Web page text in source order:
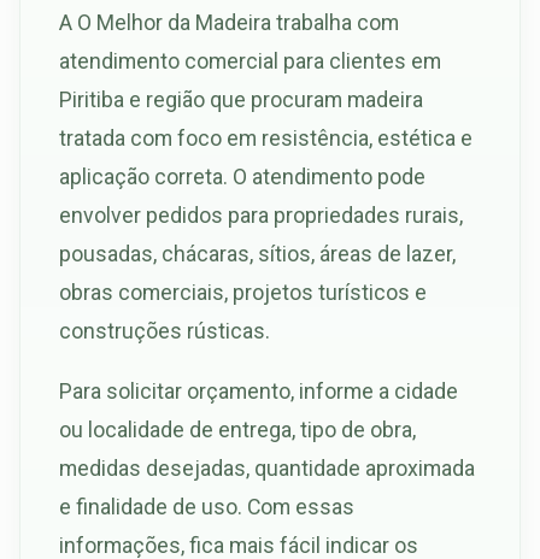
A O Melhor da Madeira trabalha com
atendimento comercial para clientes em
Piritiba e região que procuram madeira
tratada com foco em resistência, estética e
aplicação correta. O atendimento pode
envolver pedidos para propriedades rurais,
pousadas, chácaras, sítios, áreas de lazer,
obras comerciais, projetos turísticos e
construções rústicas.
Para solicitar orçamento, informe a cidade
ou localidade de entrega, tipo de obra,
medidas desejadas, quantidade aproximada
e finalidade de uso. Com essas
informações, fica mais fácil indicar os